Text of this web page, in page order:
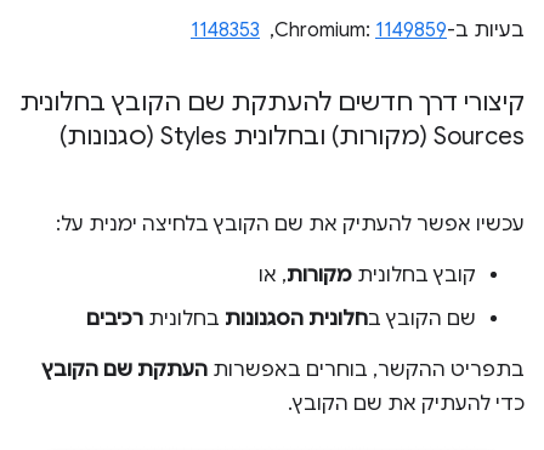
בעיות ב-Chromium:1149859
, ‏
1148353
קיצורי דרך חדשים להעתקת שם הקובץ בחלונית
Sources (מקורות) ובחלונית Styles (סגנונות)
עכשיו אפשר להעתיק את שם הקובץ בלחיצה ימנית על:
קובץ בחלונית מקורות, או
שם הקובץ בחלונית הסגנונות בחלונית רכיבים
בתפריט ההקשר, בוחרים באפשרות העתקת שם הקובץ
כדי להעתיק את שם הקובץ.